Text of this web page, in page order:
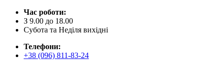
Час роботи:
З 9.00 до 18.00
Субота та Неділя вихідні
Телефони:
+38 (096) 811-83-24